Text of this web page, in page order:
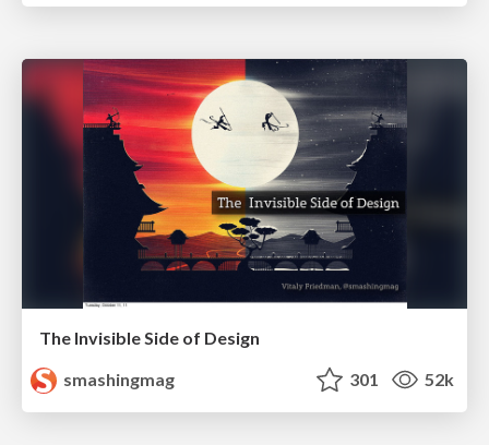
The Invisible Side of Design
smashingmag
301 52k